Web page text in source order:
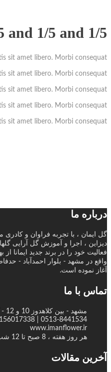
and 1/5 and 1/5
sit amet libero. Morbi consequat.
sit amet libero. Morbi consequat.
sit amet libero. Morbi consequat.
sit amet libero. Morbi consequat.
sit amet libero. Morbi consequat.
درباره ما
گل ایمان ، با تجربه فراوان و کادری
دیزاین ، اجرا و آموزش گل آرایی
آغاز نموده است.
تماس با ما
مشهد - بین کلاهدوز 10 و 12 - گل ایمان
0513-8441534 | 09156017338
www.imanflower.ir
هر روز هفته ، 8 صبح تا 12 شب
آخرین مقالات